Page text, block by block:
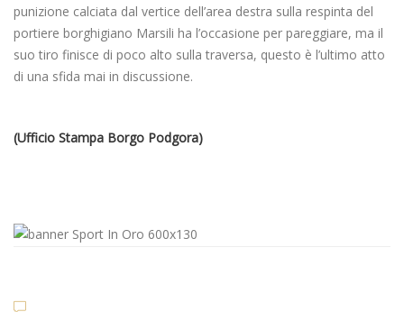
punizione calciata dal vertice dell’area destra sulla respinta del
portiere borghigiano Marsili ha l’occasione per pareggiare, ma il
suo tiro finisce di poco alto sulla traversa, questo è l’ultimo atto
di una sfida mai in discussione.
(Ufficio Stampa Borgo Podgora)